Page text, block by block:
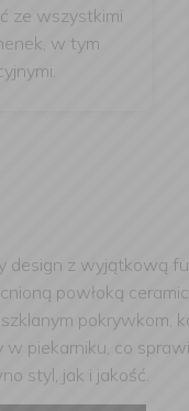
ze wszystkimi
w tym
design z wyjątkową
powłoką
pokrywkom,
piekarniku, co
styl, jak i jakość.